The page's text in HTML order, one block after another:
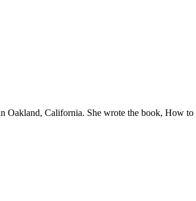
Oakland, California. She wrote the book, How